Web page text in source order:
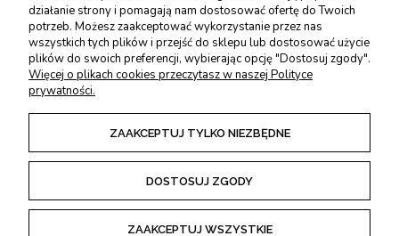
PŁATNOŚCI I DOSTAWA
ZWROTY I REKLAMACJE
REGULAMINY
działanie strony i pomagają nam dostosować ofertę do Twoich
potrzeb. Możesz zaakceptować wykorzystanie przez nas
wszystkich tych plików i przejść do sklepu lub dostosować użycie
plików do swoich preferencji, wybierając opcję "Dostosuj zgody".
Więcej o plikach cookies przeczytasz w naszej Polityce
prywatności.
ZAAKCEPTUJ TYLKO NIEZBĘDNE
DOSTOSUJ ZGODY
ZAAKCEPTUJ WSZYSTKIE